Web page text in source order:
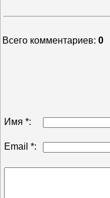
Всего комментариев: 0
Имя *:
Email *: